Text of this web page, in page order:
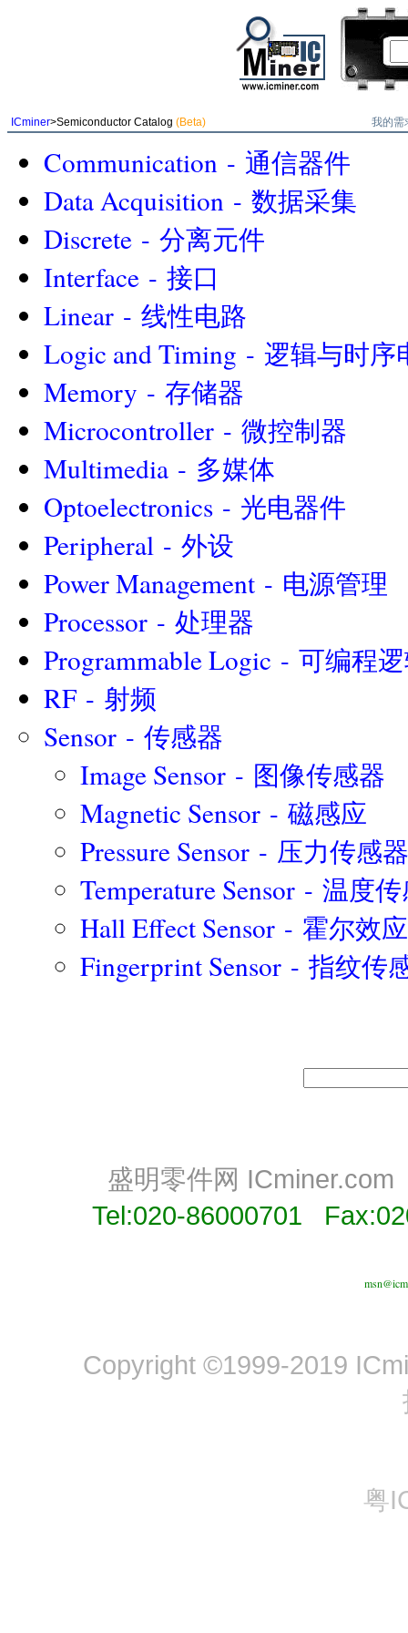
ICminer>Semiconductor Catalog (Beta) 我的需
Communication - 通信器件
Data Acquisition - 数据采集
Discrete - 分离元件
Interface - 接口
Linear - 线性电路
Logic and Timing - 逻辑与时序
Memory - 存储器
Microcontroller - 微控制器
Multimedia - 多媒体
Optoelectronics - 光电器件
Peripheral - 外设
Power Management - 电源管理
Processor - 处理器
Programmable Logic - 可编程
RF - 射频
Sensor - 传感器
Image Sensor - 图像传感器
Magnetic Sensor - 磁感应
Pressure Sensor - 压力传感器
Temperature Sensor - 温度
Hall Effect Sensor - 霍尔效
Fingerprint Sensor - 指纹传
盛明零件网
Tel:020-86000701
Copyright ©1999-2019
粤